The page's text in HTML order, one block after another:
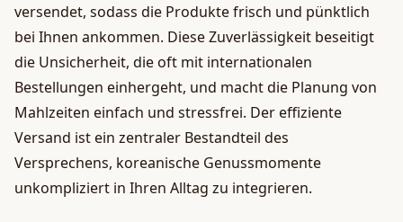
versendet, sodass die Produkte frisch und pünktlich
bei Ihnen ankommen. Diese Zuverlässigkeit beseitigt
die Unsicherheit, die oft mit internationalen
Bestellungen einhergeht, und macht die Planung von
Mahlzeiten einfach und stressfrei. Der effiziente
Versand ist ein zentraler Bestandteil des
Versprechens, koreanische Genussmomente
unkompliziert in Ihren Alltag zu integrieren.